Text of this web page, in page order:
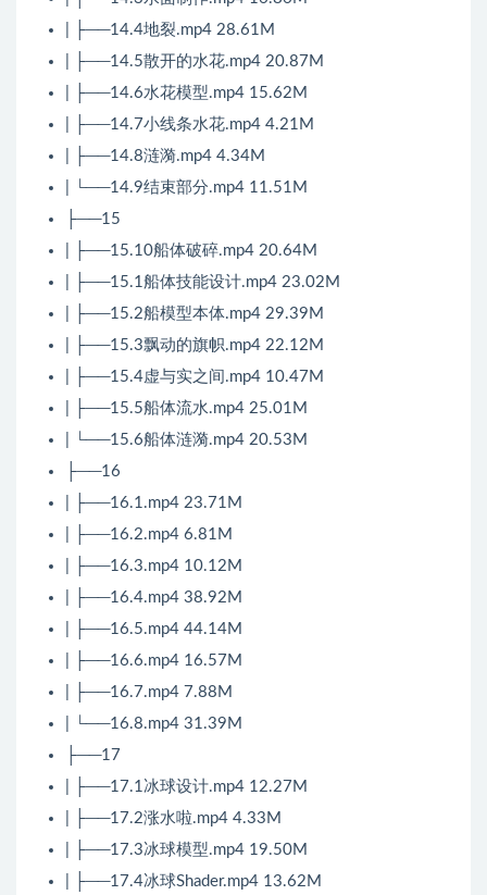
| ├──14.4地裂.mp4 28.61M
| ├──14.5散开的水花.mp4 20.87M
| ├──14.6水花模型.mp4 15.62M
| ├──14.7小线条水花.mp4 4.21M
| ├──14.8涟漪.mp4 4.34M
| └──14.9结束部分.mp4 11.51M
├──15
| ├──15.10船体破碎.mp4 20.64M
| ├──15.1船体技能设计.mp4 23.02M
| ├──15.2船模型本体.mp4 29.39M
| ├──15.3飘动的旗帜.mp4 22.12M
| ├──15.4虚与实之间.mp4 10.47M
| ├──15.5船体流水.mp4 25.01M
| └──15.6船体涟漪.mp4 20.53M
├──16
| ├──16.1.mp4 23.71M
| ├──16.2.mp4 6.81M
| ├──16.3.mp4 10.12M
| ├──16.4.mp4 38.92M
| ├──16.5.mp4 44.14M
| ├──16.6.mp4 16.57M
| ├──16.7.mp4 7.88M
| └──16.8.mp4 31.39M
├──17
| ├──17.1冰球设计.mp4 12.27M
| ├──17.2涨水啦.mp4 4.33M
| ├──17.3冰球模型.mp4 19.50M
| ├──17.4冰球Shader.mp4 13.62M